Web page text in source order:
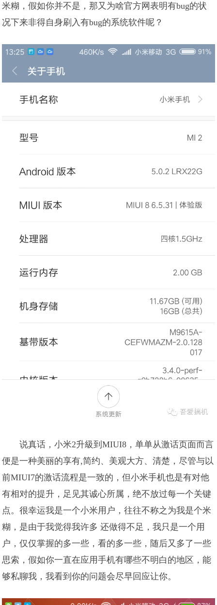
米糊，假如你并不是，那又为啥官方网表明有bug的状
况下来非得自身刷入有bug的系统软件呢？
说真话，小米2升級到MIUI8，单单从激话页面而言
便是一种美丽的享有,简约、美观大方、清楚，尽管与以
前MIUI7的激话流程是一致的，但小米手机也是有对他
有相对的提升，足见其诚心所属，绝不放过每一个关键
点。很幸运我是一个小米用户，往往不称之为我是个米
糊，是由于我觉得我许多 还做得不足，我只是一个用
户，仅仅掌握的多一些，看的多一些，随后又多了一些
思索，假如你一直在应用手机有哪些不明白的地区，能
够私聊我，我看到你的问题会尽早回应让你。